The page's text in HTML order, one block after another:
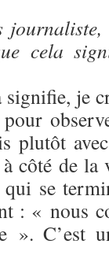
cela
je
plutôt
à côté de
se
: « nous
C’est